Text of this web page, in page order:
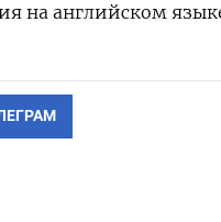
‌на английском